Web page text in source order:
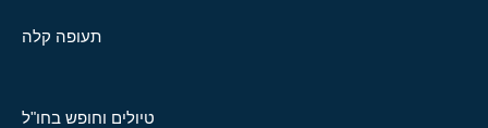
תעופה קלה
טיולים וחופש בחו"ל